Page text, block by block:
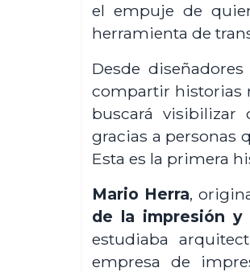
el empuje de
herramienta de
Desde
compartir historias
buscará visibilizar
gracias a personas
Esta es la primera
Mario Herra,
de la impresión y
estudiaba
empresa de